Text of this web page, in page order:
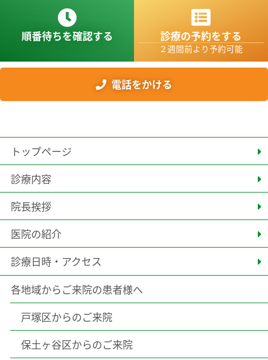
順番待ちを確認する 診療の予約をする
２週間前より予約可能
電話をかける
トップページ
診療内容
院長挨拶
医院の紹介
診療日時・アクセス
各地域からご来院の患者様へ
戸塚区からのご来院
保土ヶ谷区からのご来院